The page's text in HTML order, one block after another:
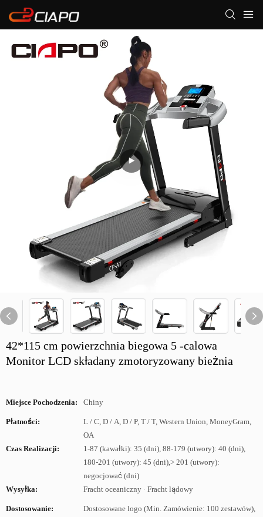
42*115 cm powierzchnia biegowa 5 -calowa
Monitor LCD składany zmotoryzowany bieżnia
Miejsce Pochodzenia: Chiny
Płatności:
L / C, D / A, D / P, T / T, Western Union, MoneyGram,
OA
Czas Realizacji:
1-87 (kawałki): 35 (dni), 88-179 (utwory): 40 (dni),
180-201 (utwory): 45 (dni),> 201 (utwory):
negocjować (dni)
Wysyłka:
Fracht oceaniczny · Fracht lądowy
Dostosowanie:
Dostosowane logo (Min. Zamówienie: 100 zestawów),